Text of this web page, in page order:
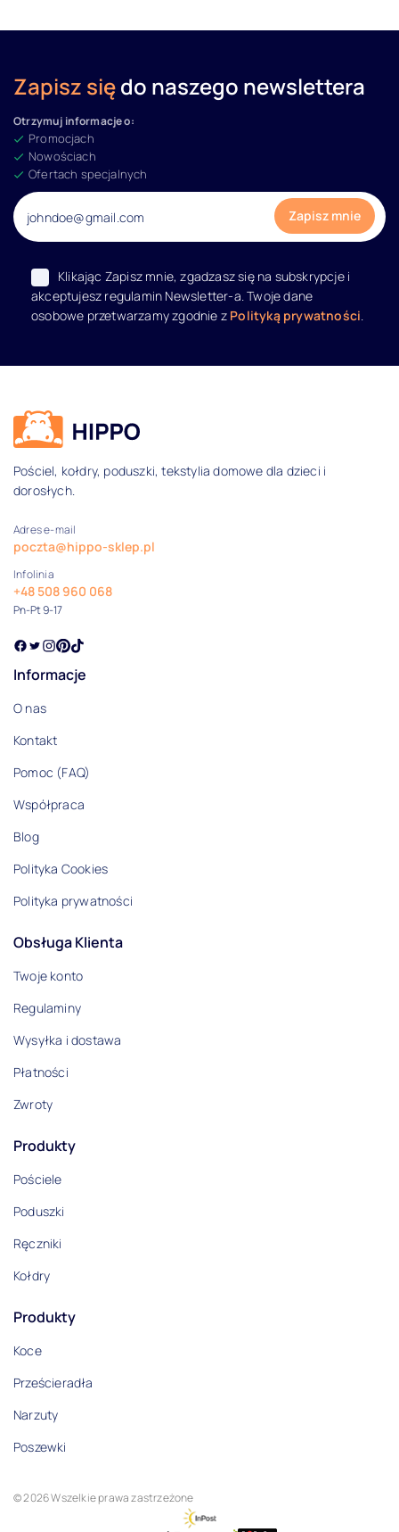
Zapisz siędo naszego newslettera
Otrzymuj informacje o:
Promocjach
Nowościach
Ofertach specjalnych
Klikając Zapisz mnie, zgadzasz się na subskrypcje i
akceptujesz regulamin Newsletter-a. Twoje dane
osobowe przetwarzamy zgodnie z Polityką prywatności.
Dane kontaktowe i informacje
Pościel, kołdry, poduszki, tekstylia domowe dla dzieci i
dorosłych.
Adres e-mail
poczta@hippo-sklep.pl
Infolinia
+48 508 960 068
Pn-Pt 9-17
Informacje
O nas
Kontakt
Pomoc (FAQ)
Współpraca
Blog
Polityka Cookies
Polityka prywatności
Obsługa Klienta
Twoje konto
Regulaminy
Wysyłka i dostawa
Płatności
Zwroty
Produkty
Pościele
Poduszki
Ręczniki
Kołdry
Produkty
Koce
Prześcieradła
Narzuty
Poszewki
© 2026 Wszelkie prawa zastrzeżone